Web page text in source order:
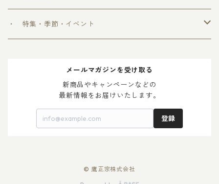
＞ 爽和場シリーズ
＞ 爽和場セット
・ 特集・季節・イベント
＞ 母の日 2024
メールマガジンを受け取る
新商品やキャンペーンなどの
最新情報をお届けいたします。
登録
© 鷹正宗株式会社